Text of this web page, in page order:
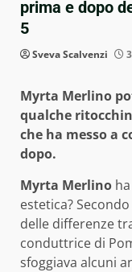
prima e dopo
5
Sveva Scalvenzi
Myrta Merlino
qualche
che ha messo a
dopo.
Myrta Merlino
estetica?
delle differenze
conduttrice di
sfoggiava alcuni